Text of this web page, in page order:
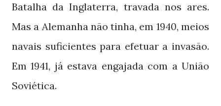
Batalha da Inglaterra, travada nos ares.
Mas a Alemanha não tinha, em 1940, meios
navais suficientes para efetuar a invasão.
Em1941, já estava engajada com a União
Soviética.